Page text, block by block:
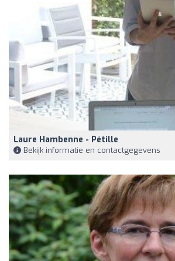
Laure Hambenne - Pétille
Bekijk informatie en contactgegevens